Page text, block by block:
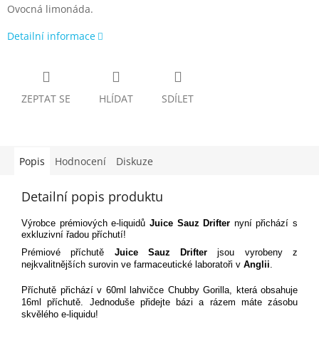
Ovocná limonáda.
Detailní informace
ZEPTAT SE HLÍDAT SDÍLET
Popis Hodnocení Diskuze
Detailní popis produktu
Výrobce prémiových e-liquidů Juice Sauz Drifter nyní přichází s
exkluzivní řadou příchutí!
Prémiové příchutě Juice Sauz Drifter jsou vyrobeny z
nejkvalitnějších surovin ve farmaceutické laboratoři v Anglii
Příchutě přichází v 60ml lahvičce Chubby Gorilla, která obsahuje
16ml příchutě. Jednoduše přidejte bázi a rázem máte zásobu
skvělého e-liquidu!